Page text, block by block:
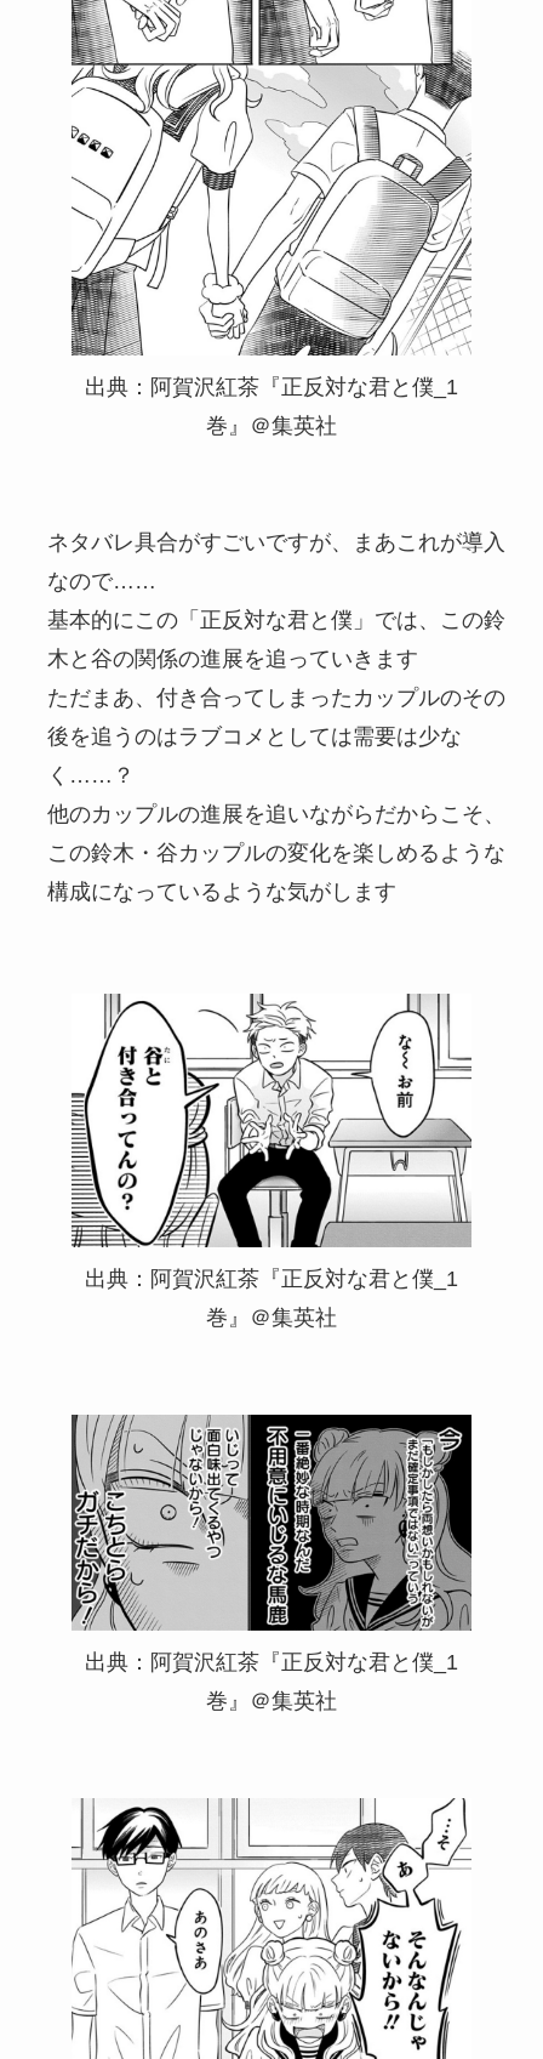
出典：阿賀沢紅茶『正反対な君と僕_1
巻』＠集英社
ネタバレ具合がすごいですが、まあこれが導入
なので……
基本的にこの「正反対な君と僕」では、この鈴
木と谷の関係の進展を追っていきます
ただまあ、付き合ってしまったカップルのその
後を追うのはラブコメとしては需要は少な
く……？
他のカップルの進展を追いながらだからこそ、
この鈴木・谷カップルの変化を楽しめるような
構成になっているような気がします
出典：阿賀沢紅茶『正反対な君と僕_1
巻』＠集英社
出典：阿賀沢紅茶『正反対な君と僕_1
巻』＠集英社